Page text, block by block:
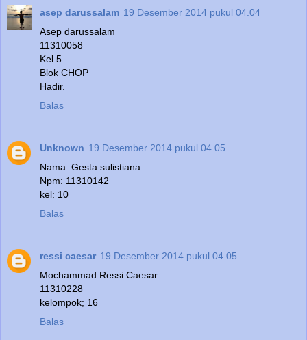
asep darussalam 19 Desember 2014 pukul 04.04
Asep darussalam
11310058
Kel 5
Blok CHOP
Hadir.
Balas
Unknown 19 Desember 2014 pukul 04.05
Nama: Gesta sulistiana
Npm: 11310142
kel: 10
Balas
ressi caesar 19 Desember 2014 pukul 04.05
Mochammad Ressi Caesar
11310228
kelompok; 16
Balas